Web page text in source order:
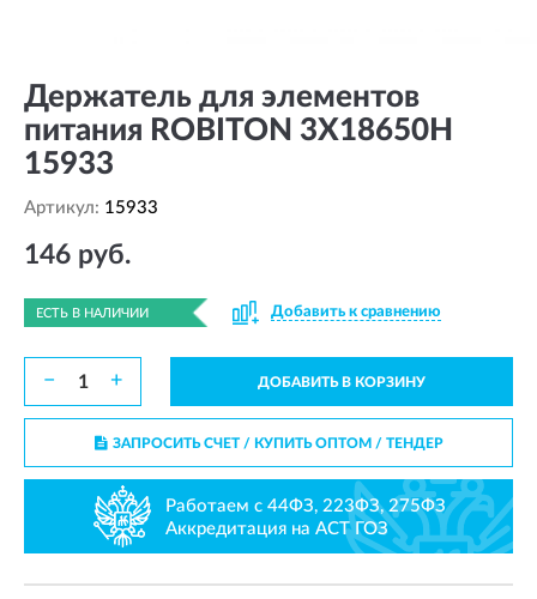
Держатель для элементов
питания ROBITON 3X18650H
15933
Артикул: 15933
146 руб.
ЕСТЬ В НАЛИЧИИ Добавить к сравнению
− + ДОБАВИТЬ В КОРЗИНУ
ЗАПРОСИТЬ СЧЕТ / КУПИТЬ ОПТОМ/ ТЕНДЕР
Работаем с 44ФЗ, 223ФЗ, 275ФЗ
Аккредитация на АСТ ГОЗ